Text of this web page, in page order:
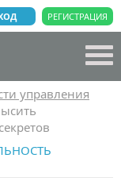
РЕГИСТРАЦИЯ
управления